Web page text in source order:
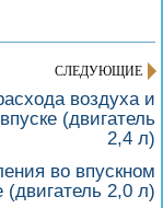
СЛЕДУЮЩИЕ
воздуха и
(двигатель
2,4 л)
во впускном
(двигатель 2,0 л)